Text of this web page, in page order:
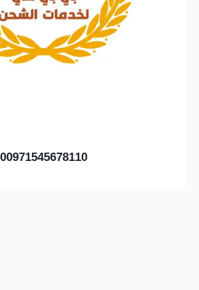
00971545678110